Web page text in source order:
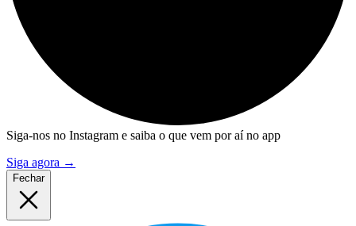
Siga-nos no Instagram e saiba o que vem por aí no app
Siga agora →
Fechar